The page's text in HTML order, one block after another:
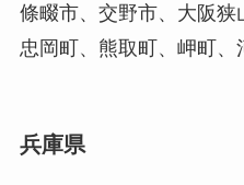
條畷市、交野市、大阪狭
忠岡町、熊取町、岬町、
兵庫県